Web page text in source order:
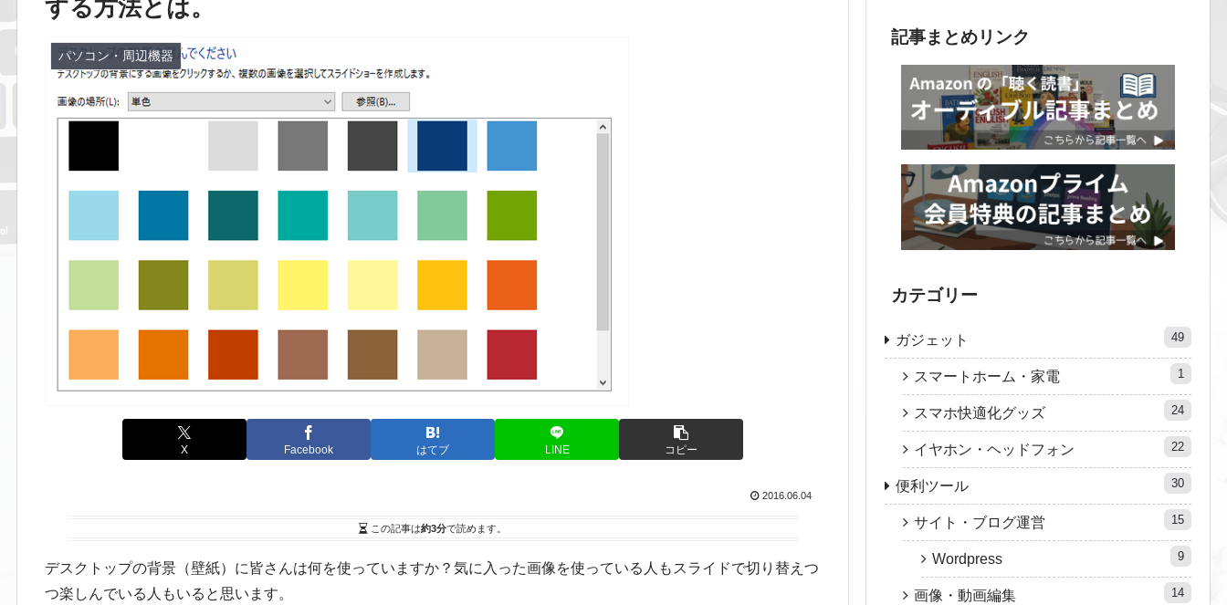
する方法とは。
パソコン・周辺機器
X Facebook はてブ LINE コピー
2016.06.04
この記事は約3分で読めます。
デスクトップの背景（壁紙）に皆さんは何を使っていますか？気に入った画像を使っている人もスライドで切り替えつ
つ楽しんでいる人もいると思います。
記事まとめリンク
カテゴリー
ガジェット 49
スマートホーム・家電 1
スマホ快適化グッズ 24
イヤホン・ヘッドフォン 22
便利ツール 30
サイト・ブログ運営 15
Wordpress 9
画像・動画編集 14